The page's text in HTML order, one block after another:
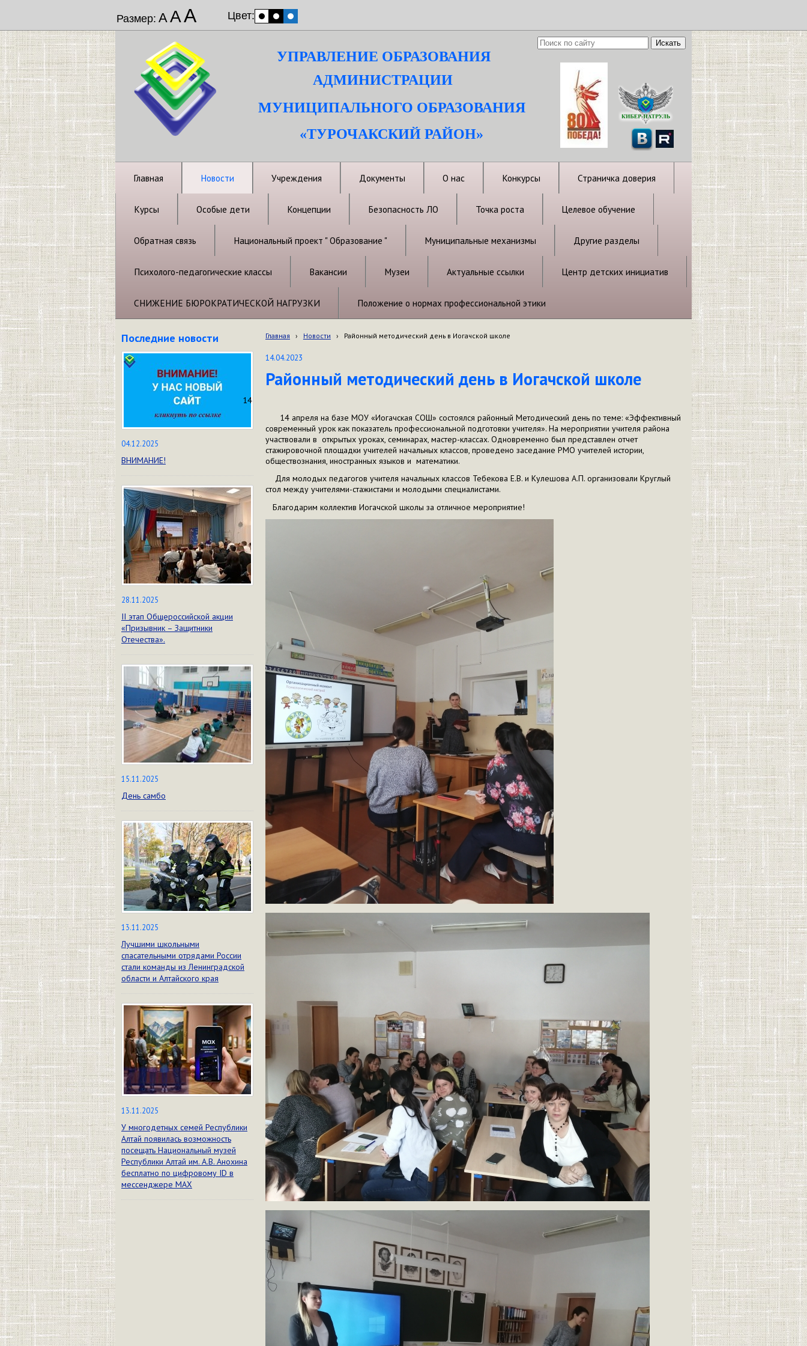
Размер: ААА Цвет:
УПРАВЛЕНИЕ ОБРАЗОВАНИЯ
АДМИНИСТРАЦИИ
МУНИЦИПАЛЬНОГО ОБРАЗОВАНИЯ
«ТУРОЧАКСКИЙ РАЙОН»
Главная Новости Учреждения Документы О нас Конкурсы Страничка доверия
Курсы Особые дети Концепции Безопасность ЛО Точка роста Целевое обучение
Обратная связь Национальный проект " Образование " Муниципальные механизмы Другие разделы
Психолого-педагогические классы Вакансии Музеи Актуальные ссылки Центр детских инициатив
СНИЖЕНИЕ БЮРОКРАТИЧЕСКОЙ НАГРУЗКИ Положение о нормах профессиональной этики
Последние новости
04.12.2025
ВНИМАНИЕ!
28.11.2025
II этап Общероссийской акции
«Призывник – Защитники
Отечества».
15.11.2025
День самбо
13.11.2025
Лучшими школьными
спасательными отрядами России
стали команды из Ленинградской
области и Алтайского края
13.11.2025
У многодетных семей Республики
Алтай появилась возможность
посещать Национальный музей
Республики Алтай им. А.В. Анохина
бесплатно по цифровому ID в
мессенджере МАХ
Главная › Новости › Районный методический день в Иогачской школе
14.04.2023
Районный методический день в Иогачской школе
14
14 апреля на базе МОУ «Иогачская СОШ» состоялся районный Методический день по теме: «Эффективный
современный урок как показатель профессиональной подготовки учителя». На мероприятии учителя района
участвовали в открытых уроках, семинарах, мастер-классах. Одновременно был представлен отчет
стажировочной площадки учителей начальных классов, проведено заседание РМО учителей истории,
обществознания, иностранных языков и математики.
Для молодых педагогов учителя начальных классов Тебекова Е.В. и Кулешова А.П. организовали Круглый
стол между учителями-стажистами и молодыми специалистами.
Благодарим коллектив Иогачской школы за отличное мероприятие!